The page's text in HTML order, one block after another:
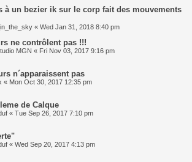
à un bezier ik sur le corp fait des mouvements
« Wed Jan 31, 2018 8:40 pm
ne contrôlent pas !!!
MGN « Fri Nov 03, 2017 9:16 pm
n´apparaissent pas
« Mon Oct 30, 2017 12:35 pm
de Calque
« Tue Sep 26, 2017 7:10 pm
« Wed Sep 20, 2017 4:13 pm